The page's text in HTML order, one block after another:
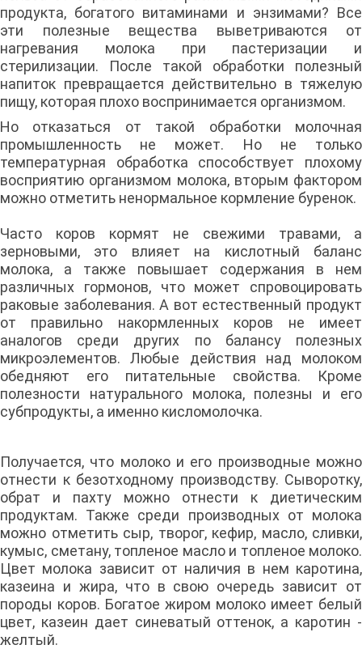
продукта, богатого витаминами и энзимами? Все
эти полезные вещества выветриваются от
нагревания молока при пастеризации и
стерилизации. После такой обработки полезный
напиток превращается действительно в тяжелую
пищу, которая плохо воспринимается организмом.
Но отказаться от такой обработки молочная
промышленность не может. Но не только
температурная обработка способствует плохому
восприятию организмом молока, вторым фактором
можно отметить ненормальное кормление буренок.
Часто коров кормят не свежими травами, а
зерновыми, это влияет на кислотный баланс
молока, а также повышает содержания в нем
различных гормонов, что может спровоцировать
раковые заболевания. А вот естественный продукт
от правильно накормленных коров не имеет
аналогов среди других по балансу полезных
микроэлементов. Любые действия над молоком
обедняют его питательные свойства. Кроме
полезности натурального молока, полезны и его
субпродукты, а именно кисломолочка.
Получается, что молоко и его производные можно
отнести к безотходному производству. Сыворотку,
обрат и пахту можно отнести к диетическим
продуктам. Также среди производных от молока
можно отметить сыр, творог, кефир, масло, сливки,
кумыс, сметану, топленое масло и топленое молоко.
Цвет молока зависит от наличия в нем каротина,
казеина и жира, что в свою очередь зависит от
породы коров. Богатое жиром молоко имеет белый
цвет, казеин дает синеватый оттенок, а каротин -
желтый.